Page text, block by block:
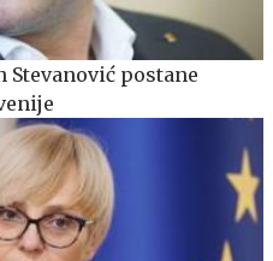
Stevanović postane